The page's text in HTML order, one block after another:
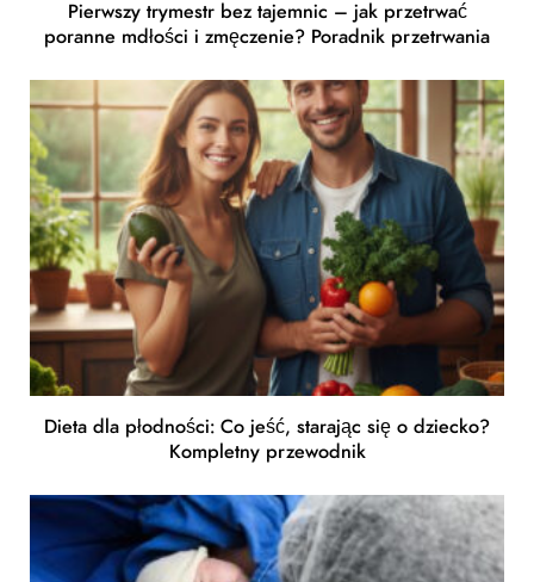
Pierwszy trymestr bez tajemnic – jak przetrwać
poranne mdłości i zmęczenie? Poradnik przetrwania
Dieta dla płodności: Co jeść, starając się o dziecko?
Kompletny przewodnik